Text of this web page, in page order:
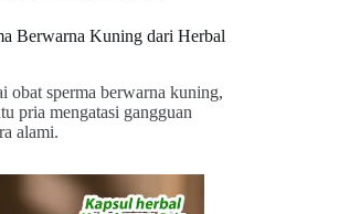
Berwarna Kuning dari Herbal
obat sperma berwarna kuning,
pria mengatasi gangguan
alami.